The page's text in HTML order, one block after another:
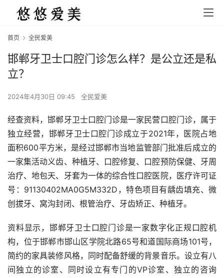
首页 全民爱美
邯郸牙卫士口腔门诊怎么样？是公立还是私
立？
2024年4月30日 09:45 全民爱美
经查资料，邯郸牙卫士口腔门诊是一家民营口腔门诊，属于
独立经营，邯郸牙卫士口腔门诊成立于2021年，医院占地
面积600平方米，是经过邯郸市当地监管部门批准后成立的
一家集活动义齿、种植牙、口腔修复、口腔预防保健、牙周
治疗、地包天、牙套为一体的综合性口腔医院，医疗许可证
号：91130402MA0G5M332D，特色项目有龋齿填充、微
创拔牙、窝沟封闭、根管治疗、牙齿矫正、种植牙。
资料显示，邯郸牙卫士口腔门诊是一家数字化正规口腔机
构，位于邯郸市邯山区学院北路65号和道国际商场101号，
简约的家具装修风格，同时配备舒缓的背景音乐。设立有八
间独立的诊室、同时设立有专门的VP诊室、独立的咨询